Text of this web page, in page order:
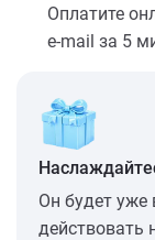
Оплатите
e-mail за 5
Он будет уже
действовать